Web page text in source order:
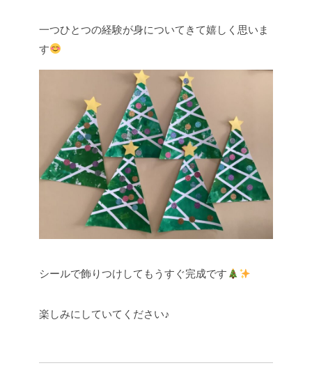
一つひとつの経験が身についてきて嬉しく思いま
す
シールで飾りつけしてもうすぐ完成です
楽しみにしていてください♪